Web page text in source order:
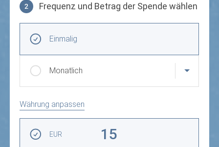
2 Frequenz und Betrag der Spende wählen
Einmalig
Monatlich
Währung anpassen
EUR 15